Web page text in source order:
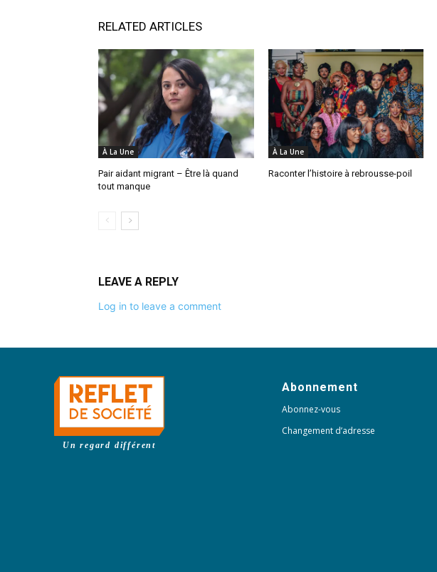
RELATED ARTICLES
À La Une
Pair aidant migrant – Être là quand
tout manque
À La Une
Raconter l’histoire à rebrousse-poil
LEAVE A REPLY
Log in to leave a comment
Un regard différent
Abonnement
Abonnez-vous
Changement d’adresse